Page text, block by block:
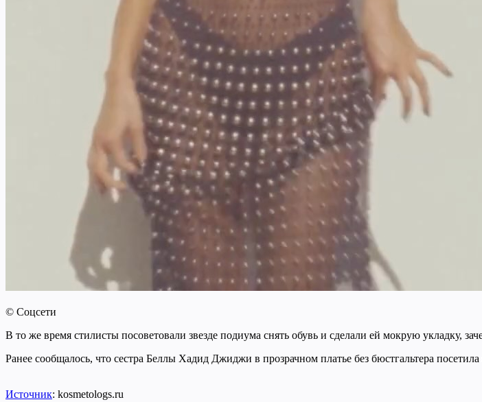
© Соцсети
В то же время стилисты посоветовали звезде подиума снять обувь и сделали ей мокрую укладку,
Ранее сообщалось, что сестра Беллы Хадид Джиджи в прозрачном платье без бюстгальтера
Источник: kosmetologs.ru